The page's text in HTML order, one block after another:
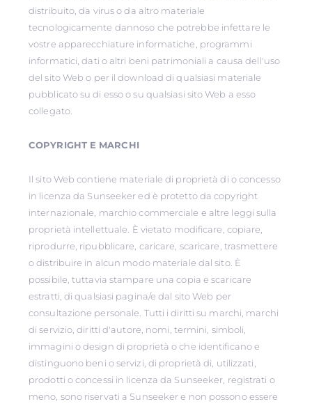
distribuito, da virus o da altro materiale
tecnologicamente dannoso che potrebbe infettare le
vostre apparecchiature informatiche, programmi
informatici, dati o altri beni patrimoniali a causa dell'uso
del sito Web o per il download di qualsiasi materiale
pubblicato su di esso o su qualsiasi sito Web a esso
collegato.
COPYRIGHT E MARCHI
Il sito Web contiene materiale di proprietà di o concesso
in licenza da Sunseeker ed è protetto da copyright
internazionale, marchio commerciale e altre leggi sulla
proprietà intellettuale. È vietato modificare, copiare,
riprodurre, ripubblicare, caricare, scaricare, trasmettere
o distribuire in alcun modo materiale dal sito. È
possibile, tuttavia stampare una copia e scaricare
estratti, di qualsiasi pagina/e dal sito Web per
consultazione personale. Tutti i diritti su marchi, marchi
di servizio, diritti d'autore, nomi, termini, simboli,
immagini o design di proprietà o che identificano e
distinguono beni o servizi, di proprietà di, utilizzati,
prodotti o concessi in licenza da Sunseeker, registrati o
meno, sono riservati a Sunseeker e non possono essere